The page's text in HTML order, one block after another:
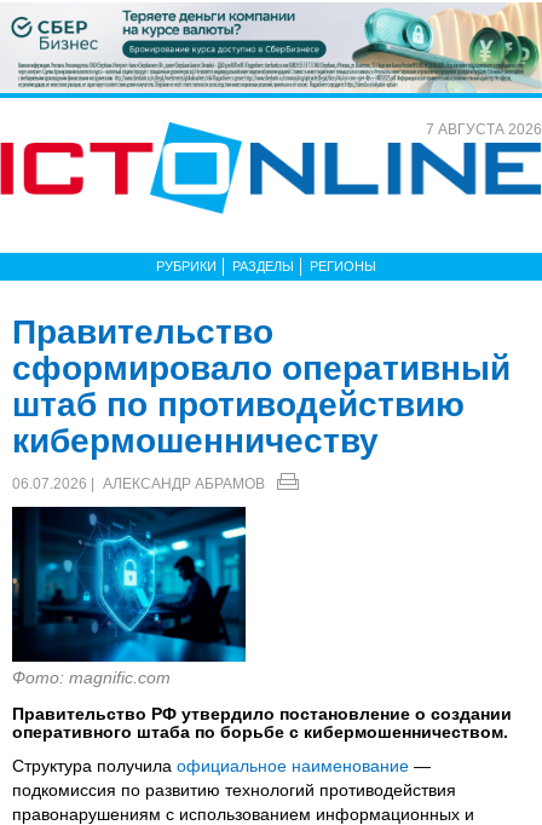
7 АВГУСТА 2026
РУБРИКИ РАЗДЕЛЫ РЕГИОНЫ
Правительство
сформировало оперативный
штаб по противодействию
кибермошенничеству
06.07.2026 | АЛЕКСАНДР АБРАМОВ
Фото: magnific.com
Правительство РФ утвердило постановление о создании
оперативного штаба по борьбе с кибермошенничеством.
Структура получила официальное наименование —
подкомиссия по развитию технологий противодействия
правонарушениям с использованием информационных и